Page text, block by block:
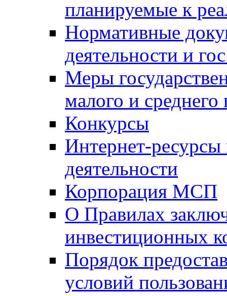
планируемые к
Нормативные
деятельности и
Меры
малого и среднего
Конкурсы
Интернет-
деятельности
Корпорация МСП
О Правилах
инвестиционных
Порядок
условий